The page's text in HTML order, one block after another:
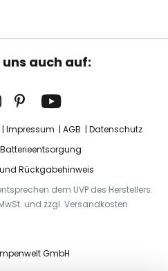
auch auf:
Impressum AGB
Datenschutz
Rückgabehinweis
dem UVP des Herstellers.
und zzgl. Versandkosten
GmbH